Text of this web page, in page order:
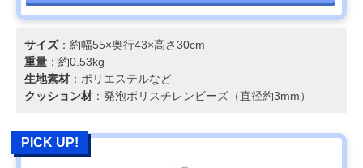
サイズ：約幅55×奥行43×高さ30cm
重量 ：約0.53kg
生地素材 ：ポリエステルなど
クッション材 ：発泡ポリスチレンビーズ（直径約3mm）
PICK UP!